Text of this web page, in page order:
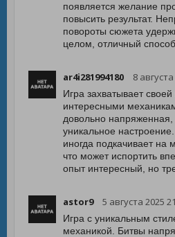
появляется желание
повысить результат.
повороты сюжета
целом, отличный
ar4i281994180 8
Игра захватывает
интересными
довольно напряженная,
уникальное
иногда подкачивает на
что может испортить
опыт интересный, но
astor9 5 августа 2025
Игра с уникальным
механикой. Битвы